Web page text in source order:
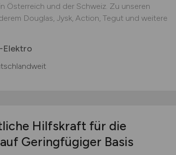
Österreich und der Schweiz. Zu unseren
Douglas, Jysk, Action, Tegut und weitere
Elektro
Hilfskraft für die
Geringfügiger Basis